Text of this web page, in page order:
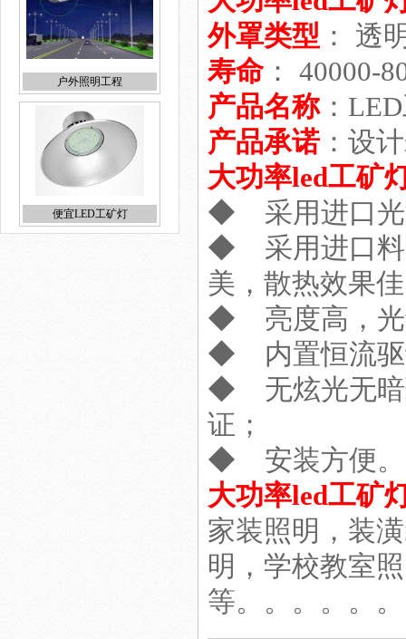
便宜LED工矿灯
节能改造LED照明工程
外罩类型 ： 透
寿命： 40000-
产品名称：
产品承诺：设
大功率led工矿
◆ 采用进口光
◆ 采用进口料
美，散热效果
◆ 亮度高，光
◆ 内置恒流驱
◆ 无炫光无暗
证；
◆ 安装方便。
大功率led工矿
家装照明，装
明，学校教室
等。。。。。。